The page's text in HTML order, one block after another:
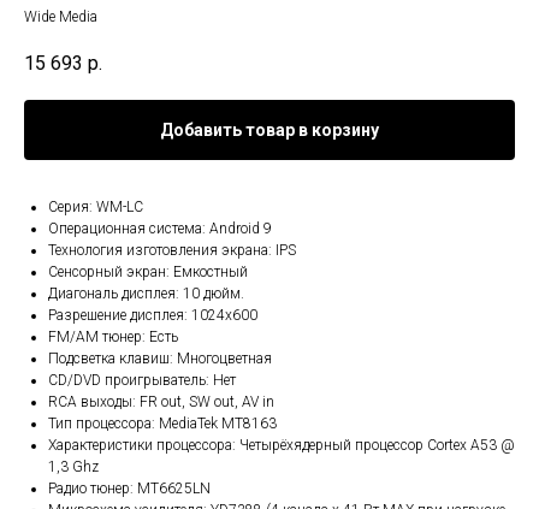
Wide Media
15 693 р.
Добавить товар в корзину
Серия: WM-LC
Операционная система: Android 9
Технология изготовления экрана: IPS
Сенсорный экран: Емкостный
Диагональ дисплея: 10 дюйм.
Разрешение дисплея: 1024x600
FM/AM тюнер: Есть
Подсветка клавиш: Многоцветная
CD/DVD проигрыватель: Нет
RCA выходы: FR out, SW out, AV in
Тип процессора: MediaTek MT8163
Характеристики процессора: Четырёхядерный процессор Cortex A53 @
1,3 Ghz
Радио тюнер: MT6625LN